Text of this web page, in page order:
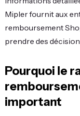
Mipler fournit aux
remboursement
prendre des
Pourquoi le
important